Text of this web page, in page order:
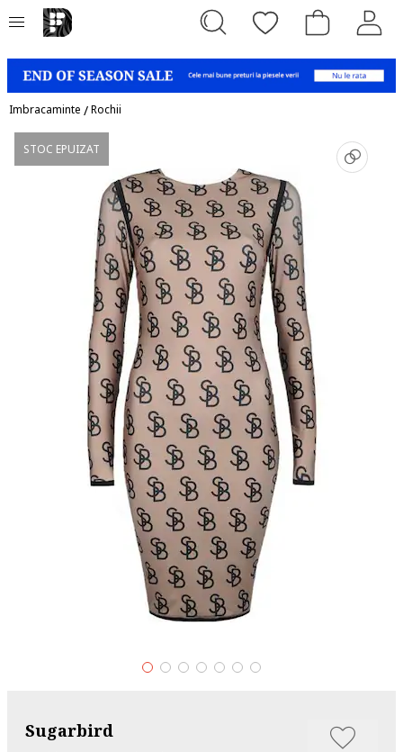
Imbracaminte /Rochii
STOC EPUIZAT
Sugarbird